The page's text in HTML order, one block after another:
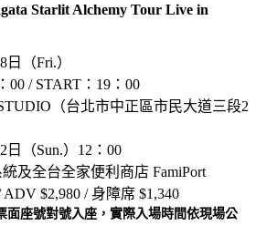
Starlit Alchemy Tour Live in
日（Fri.）
00 / START：19：00
（台北市中正區市民大道三段2
日（Sun.）12：00
及全台全家便利商店 FamiPort
ADV $2,980 / 身障席 $1,340
座號對號入座，實際入場時間依現場公